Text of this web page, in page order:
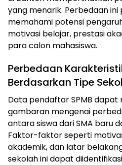
yang menarik. Perbedaan
memahami potensi
motivasi belajar, prestasi
para calon mahasiswa.
Perbedaan
Berdasarkan Tipe
Data pendaftar SPMB
gambaran mengenai
antara siswa dari SMA baru
Faktor-faktor seperti
akademik, dan latar
sekolah ini dapat